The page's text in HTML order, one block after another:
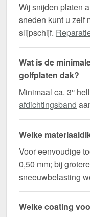
Wij snijden platen
sneden kunt u zelf
slijpschijf.
Wat is de
golfplaten dak?
Minimaal ca. 3°
afdichtingsband
Welke
Voor eenvoudige
0,50 mm; bij
sneeuwbelasting
Welke coating